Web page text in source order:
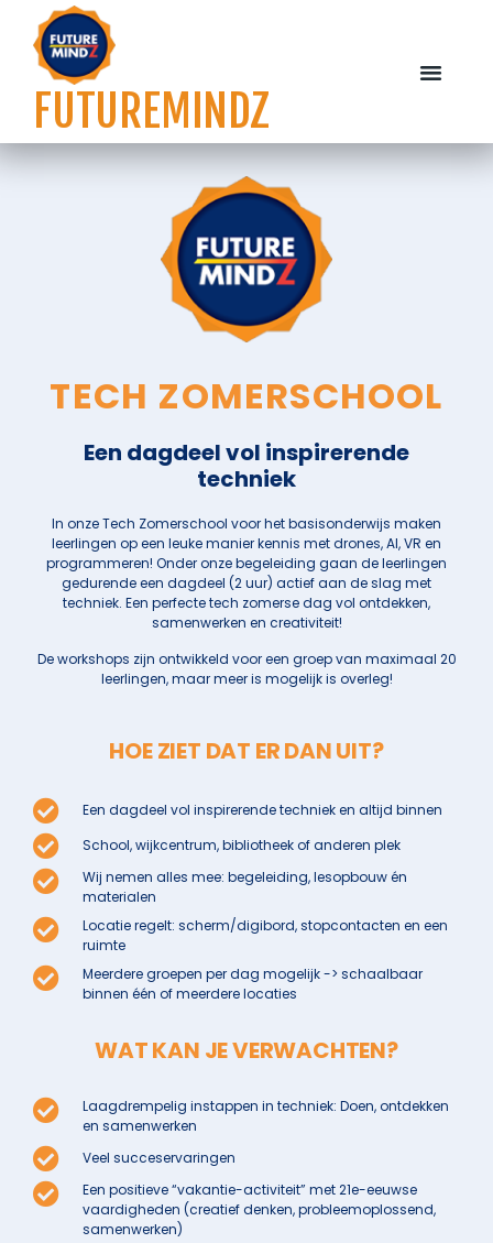
FUTUREMINDZ
TECH ZOMERSCHOOL
Een dagdeel vol inspirerende
techniek
In onze Tech Zomerschool voor het basisonderwijs maken
leerlingen op een leuke manier kennis met drones, AI, VR en
programmeren! Onder onze begeleiding gaan de leerlingen
gedurende een dagdeel (2 uur) actief aan de slag met
techniek. Een perfecte tech zomerse dag vol ontdekken,
samenwerken en creativiteit!
De workshops zijn ontwikkeld voor een groep van maximaal 20
leerlingen, maar meer is mogelijk is overleg!
HOE ZIET DAT ER DAN UIT?
Een dagdeel vol inspirerende techniek en altijd binnen
School, wijkcentrum, bibliotheek of anderen plek
Wij nemen alles mee: begeleiding, lesopbouw én
materialen
Locatie regelt: scherm/digibord, stopcontacten en een
ruimte
Meerdere groepen per dag mogelijk -> schaalbaar
binnen één of meerdere locaties
WAT KAN JE VERWACHTEN?
Laagdrempelig instappen in techniek: Doen, ontdekken
en samenwerken
Veel succeservaringen
Een positieve “vakantie-activiteit” met 21e-eeuwse
vaardigheden (creatief denken, probleemoplossend,
samenwerken)